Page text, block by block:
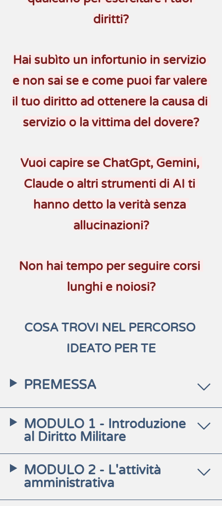
diritti?
Hai subìto un infortunio in servizio
e non sai se e come puoi far valere
il tuo diritto ad ottenere la causa di
servizio o la vittima del dovere?
Vuoi capire se ChatGpt, Gemini,
Claude o altri strumenti di AI ti
hanno detto la verità senza
allucinazioni?
Non hai tempo per seguire corsi
lunghi e noiosi?
COSA TROVI NEL PERCORSO
IDEATO PER TE
PREMESSA
MODULO 1 - Introduzione
al Diritto Militare
MODULO 2 - L'attività
amministrativa